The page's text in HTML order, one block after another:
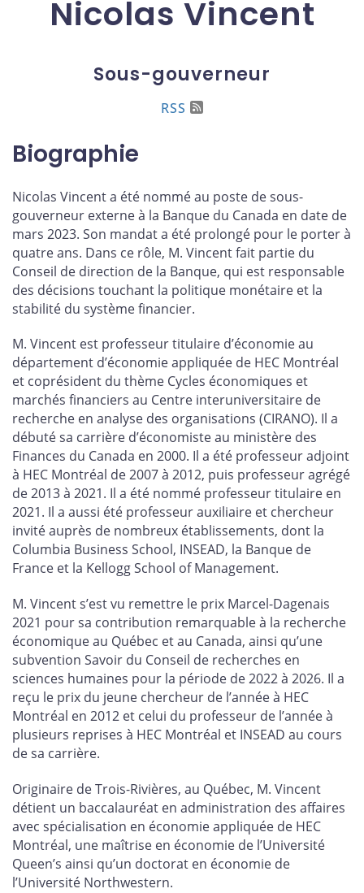
Nicolas Vincent
Sous-gouverneur
RSS
Biographie
Nicolas Vincent a été nommé au poste de sous-
gouverneur externe à la Banque du Canada en date de
mars 2023. Son mandat a été prolongé pour le porter à
quatre ans. Dans ce rôle, M. Vincent fait partie du
Conseil de direction de la Banque, qui est responsable
des décisions touchant la politique monétaire et la
stabilité du système financier.
M. Vincent est professeur titulaire d’économie au
département d’économie appliquée de HEC Montréal
et coprésident du thème Cycles économiques et
marchés financiers au Centre interuniversitaire de
recherche en analyse des organisations (CIRANO). Il a
débuté sa carrière d’économiste au ministère des
Finances du Canada en 2000. Il a été professeur adjoint
à HEC Montréal de 2007 à 2012, puis professeur agrégé
de 2013 à 2021. Il a été nommé professeur titulaire en
2021. Il a aussi été professeur auxiliaire et chercheur
invité auprès de nombreux établissements, dont la
Columbia Business School, INSEAD, la Banque de
France et la Kellogg School of Management.
M. Vincent s’est vu remettre le prix Marcel-Dagenais
2021 pour sa contribution remarquable à la recherche
économique au Québec et au Canada, ainsi qu’une
subvention Savoir du Conseil de recherches en
sciences humaines pour la période de 2022 à 2026. Il a
reçu le prix du jeune chercheur de l’année à HEC
Montréal en 2012 et celui du professeur de l’année à
plusieurs reprises à HEC Montréal et INSEAD au cours
de sa carrière.
Originaire de Trois-Rivières, au Québec, M. Vincent
détient un baccalauréat en administration des affaires
avec spécialisation en économie appliquée de HEC
Montréal, une maîtrise en économie de l’Université
Queen’s ainsi qu’un doctorat en économie de
l’Université Northwestern.